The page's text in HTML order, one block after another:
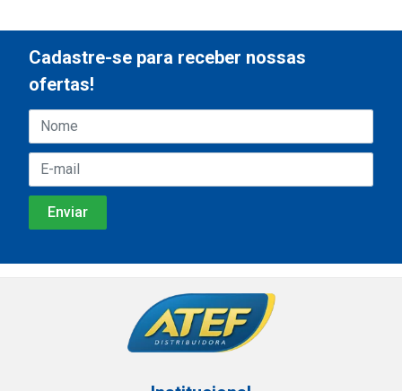
Cadastre-se para receber nossas
ofertas!